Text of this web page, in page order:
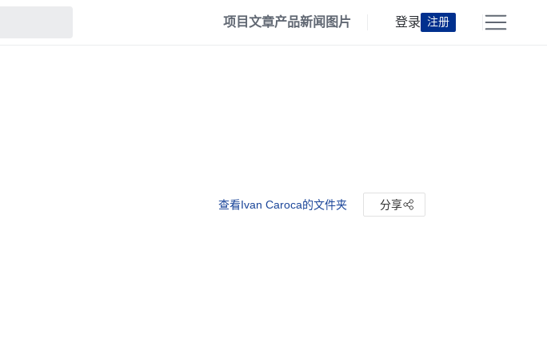
项目文章产品新闻 图片 登录 注册
查看Ivan Caroca的文件夹 分享